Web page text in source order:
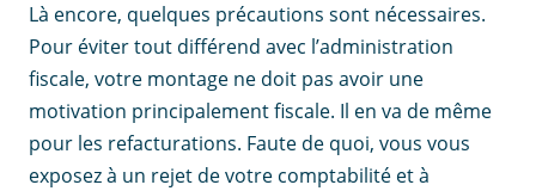
Là encore, quelques précautions sont nécessaires.
Pour éviter tout différend avec l’administration
fiscale, votre montage ne doit pas avoir une
motivation principalement fiscale. Il en va de même
pour les refacturations. Faute de quoi, vous vous
exposez à un rejet de votre comptabilité et à